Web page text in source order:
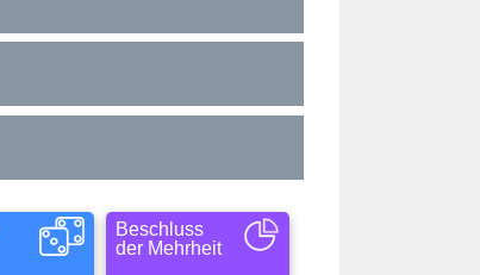
Beschluss
der Mehrheit